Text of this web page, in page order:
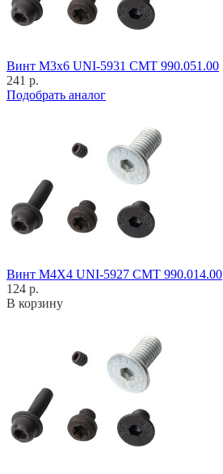
Винт M3x6 UNI-5931 CMT 990.051.00
241 р.
Подобрать аналог
Винт M4X4 UNI-5927 CMT 990.014.00
124 р.
В корзину